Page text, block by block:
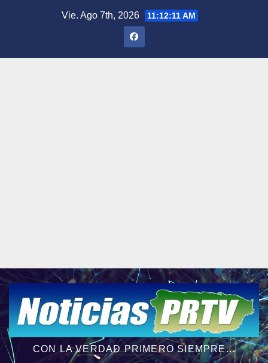
Vie. Ago 7th, 2026 11:12:12 AM
CON LA VERDAD PRIMERO SIEMPRE...